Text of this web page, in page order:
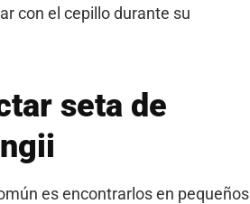
con el cepillo durante su
seta de
es encontrarlos en pequeños